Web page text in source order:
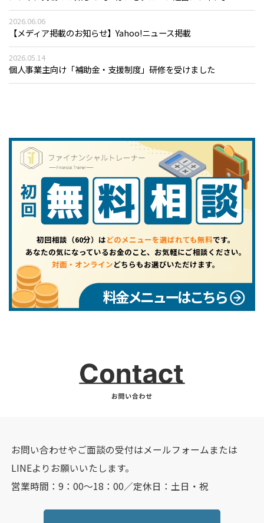
2026.06.06
【メディア掲載のお知らせ】Yahoo!ニュース掲載
2026.05.14
個人事業主向け「補助金・支援制度」研修を受けました
初回相談（60分）はどのメニューを選ばれても無料です。
あなたの気になっているお金のこと、お気軽にご相談ください。
対面・オンラインどちらもお選びいただけます。
料金メニューはこちら
お問い合わせやご面談の受付はメールフォームまたは
LINEよりお願いいたします。
営業時間：9：00～18：00／定休日：土日・祝